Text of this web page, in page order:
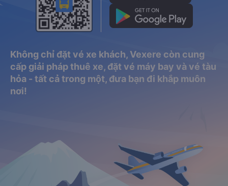
Không chỉ đặt vé xe khách, Vexere còn cung
cấp giải pháp thuê xe, đặt vé máy bay và vé tàu
hỏa - tất cả trong một, đưa bạn đi khắp muôn
nơi!